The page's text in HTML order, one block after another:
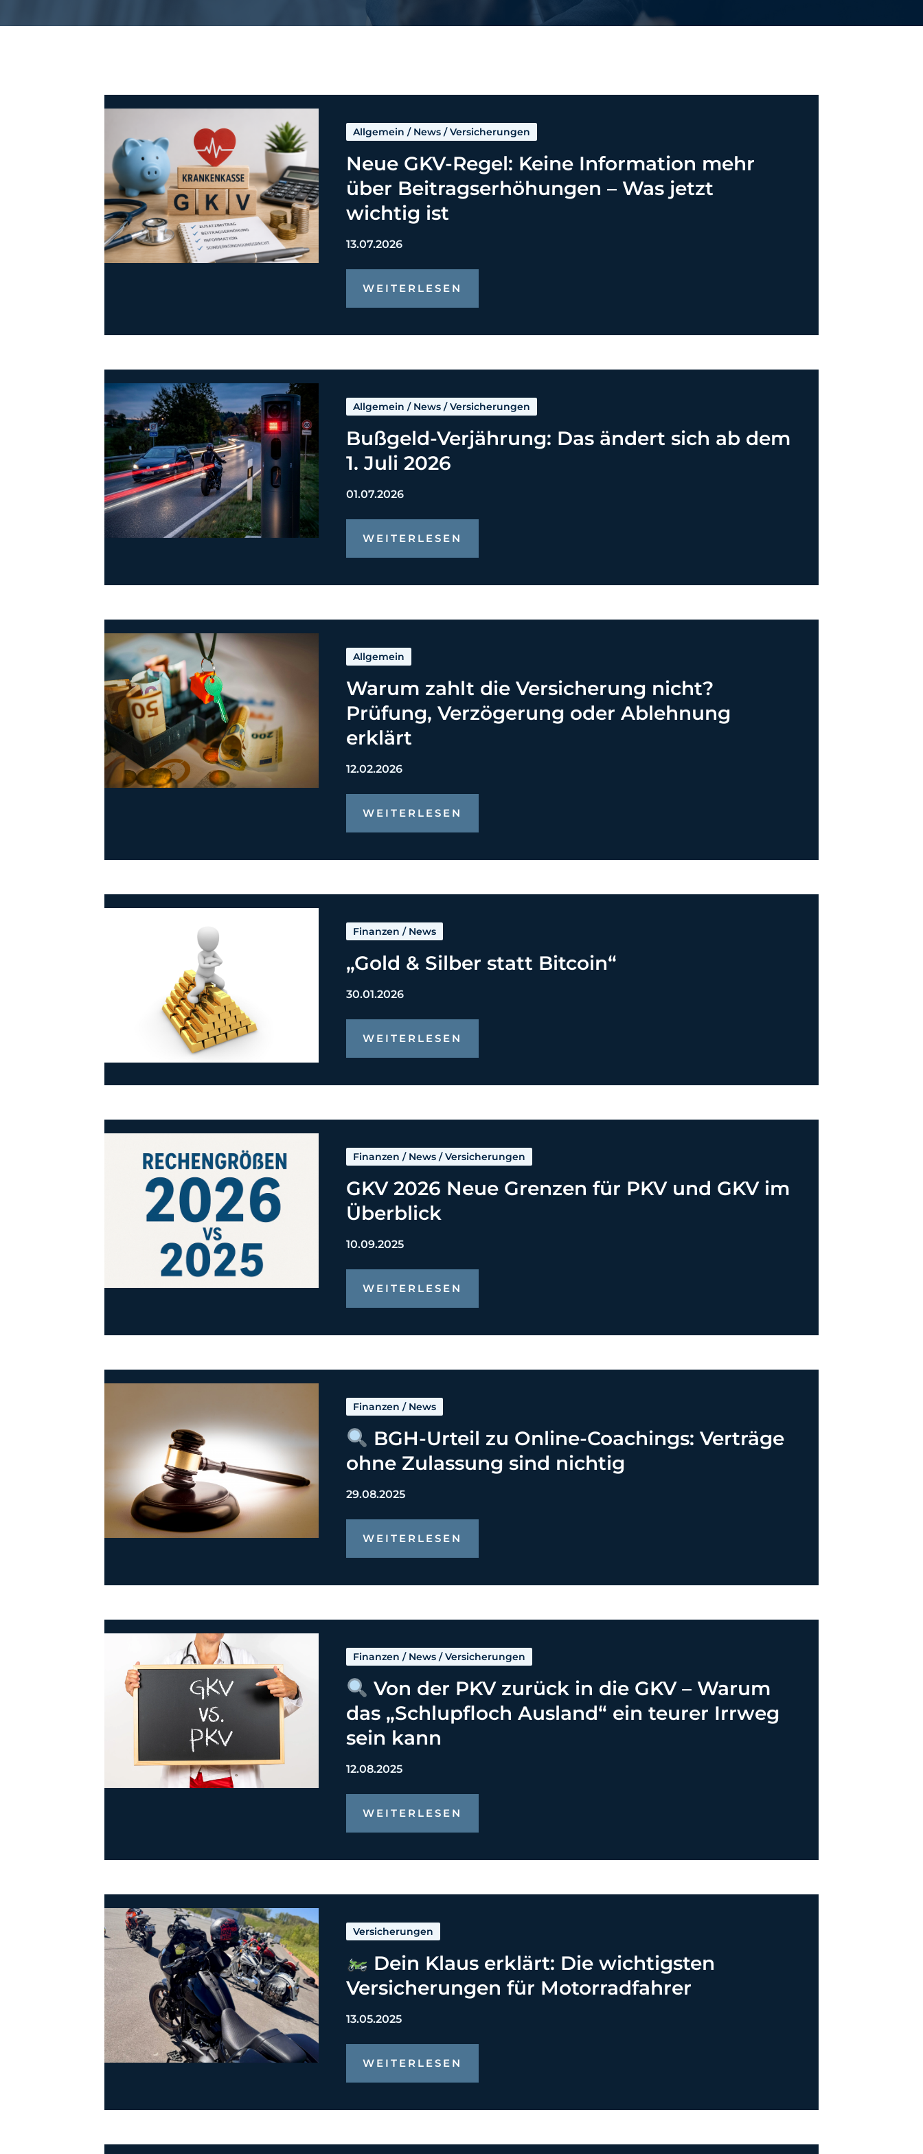
Allgemein / News /Versicherungen
Neue GKV-Regel: Keine Information mehr
über Beitragserhöhungen – Was jetzt
wichtig ist
13.07.2026
WEITERLESEN
Allgemein / News /Versicherungen
Bußgeld-Verjährung: Das ändert sich ab dem
1. Juli 2026
01.07.2026
WEITERLESEN
Allgemein
Warum zahlt die Versicherung nicht?
Prüfung, Verzögerung oder Ablehnung
erklärt
12.02.2026
WEITERLESEN
Finanzen / News
„Gold & Silber statt Bitcoin“
30.01.2026
WEITERLESEN
Finanzen / News /Versicherungen
GKV 2026 Neue Grenzen für PKV und GKV im
Überblick
10.09.2025
WEITERLESEN
Finanzen / News
BGH-Urteil zu Online-Coachings: Verträge
ohne Zulassung sind nichtig
29.08.2025
WEITERLESEN
Finanzen / News /Versicherungen
Von der PKV zurück in die GKV – Warum
das „Schlupfloch Ausland“ ein teurer Irrweg
sein kann
12.08.2025
WEITERLESEN
Versicherungen
Dein Klaus erklärt: Die wichtigsten
Versicherungen für Motorradfahrer
13.05.2025
WEITERLESEN